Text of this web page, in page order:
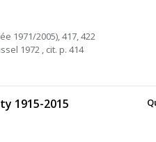
1971/2005), 417, 422
1972 , cit. p. 414
1915-2015